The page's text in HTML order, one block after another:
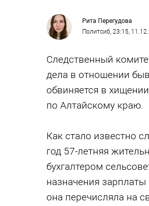
Рита Перегудова
Политсиб, 23:15,
Следственный
дела в отношении
обвиняется в
по Алтайскому краю.
Как стало известно
год 57-летняя
бухгалтером
назначения
она перечисляла на